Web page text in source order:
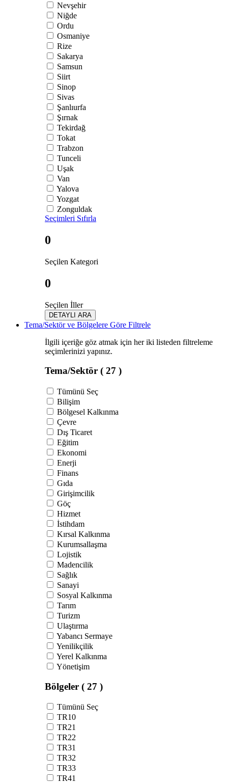
Nevşehir
Niğde
Ordu
Osmaniye
Rize
Sakarya
Samsun
Siirt
Sinop
Sivas
Şanlıurfa
Şırnak
Tekirdağ
Tokat
Trabzon
Tunceli
Uşak
Van
Yalova
Yozgat
Zonguldak
Seçimleri Sıfırla
0
Seçilen Kategori
0
Seçilen İller
DETAYLI ARA
Tema/Sektör ve Bölgelere Göre Filtrele
İlgili içeriğe göz atmak için her iki listeden filtreleme
seçimlerinizi yapınız.
Tema/Sektör ( 27 )
Tümünü Seç
Bilişim
Bölgesel Kalkınma
Çevre
Dış Ticaret
Eğitim
Ekonomi
Enerji
Finans
Gıda
Girişimcilik
Göç
Hizmet
İstihdam
Kırsal Kalkınma
Kurumsallaşma
Lojistik
Madencilik
Sağlık
Sanayi
Sosyal Kalkınma
Tarım
Turizm
Ulaştırma
Yabancı Sermaye
Yenilikçilik
Yerel Kalkınma
Yönetişim
Bölgeler ( 27 )
Tümünü Seç
TR10
TR21
TR22
TR31
TR32
TR33
TR41